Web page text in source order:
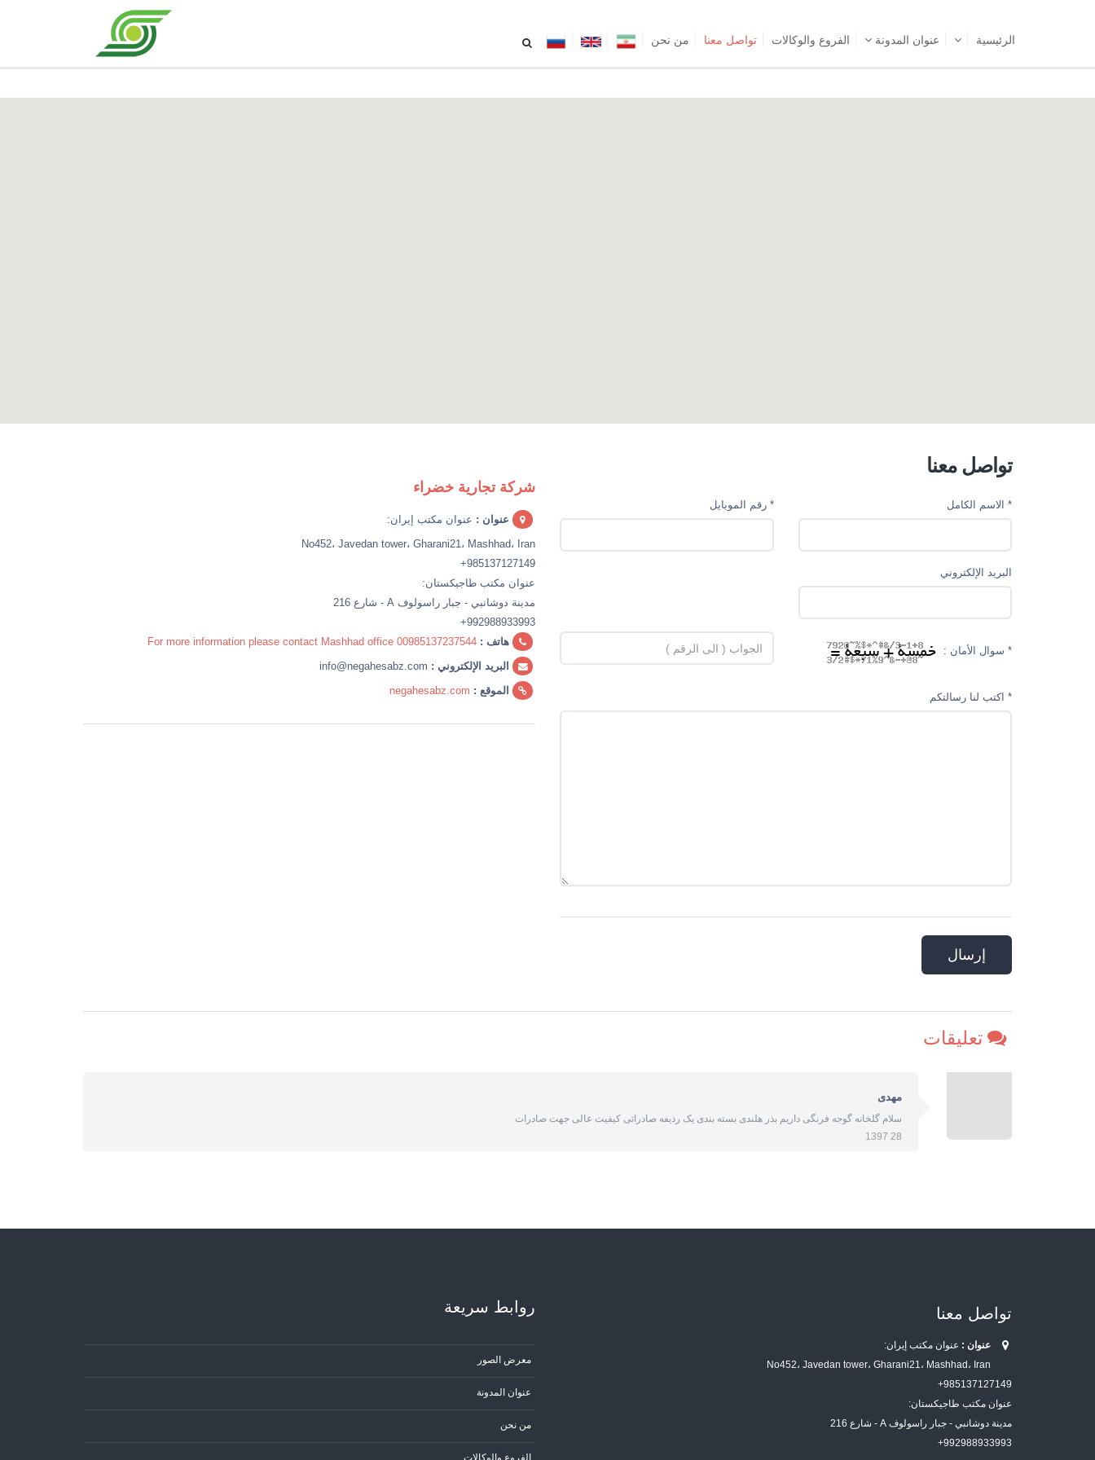
الرئیسیة عنوان المدونة الفروع والوكالات تواصل معنا من نحن
تواصل معنا
* الاسم الکامل * رقم الموبایل
البريد الإلكتروني
* سوال الأمان :
* اکتب لنا رسالتکم
شركة تجارية خضراء
عنوان : عنوان مكتب إيران:
No452، Javedan tower، Gharani21، Mashhad، Iran
985137127149+
عنوان مكتب طاجيكستان:
مدينة دوشانبي - جبار راسولوف A - شارع 216
992988933993+
هاتف : 00985137237544
For more information please contact Mashhad office
البريد الإلكتروني :
الموقع : negahesabz.com
تعليقات
مهدی
سلام گلخانه گوجه فرنگی داریم بذر هلندی بسته بندی یک ردیفه صادراتی کیفیت عالی جهت صادرات
28 1397
تواصل معنا
عنوان : عنوان مكتب إيران:
No452، Javedan tower، Gharani21، Mashhad، Iran
985137127149+
عنوان مكتب طاجيكستان:
مدينة دوشانبي - جبار راسولوف A - شارع 216
992988933993+
روابط سریعة
معرض الصور
عنوان المدونة
من نحن
الفروع والوكالات